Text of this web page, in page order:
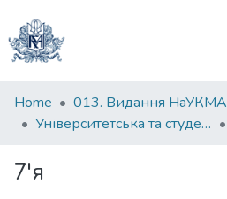
Communities
&
All of DSpace
Home
013. Видання НаУКМА
Університетська та студентська періодика
7'я